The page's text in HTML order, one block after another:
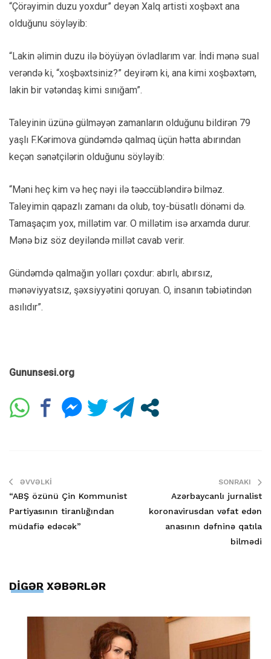
“Çörəyimin duzu yoxdur” deyən Xalq artisti xoşbəxt ana
olduğunu söyləyib:
“Lakin əlimin duzu ilə böyüyən övladlarım var. İndi mənə sual
verəndə ki, “xoşbəxtsiniz?” deyirəm ki, ana kimi xoşbəxtəm,
lakin bir vətəndaş kimi sınığam”.
Taleyinin üzünə gülməyən zamanların olduğunu bildirən 79
yaşlı F.Kərimova gündəmdə qalmaq üçün hətta abırından
keçən sənətçilərin olduğunu söyləyib:
“Məni heç kim və heç nəyi ilə təəccübləndirə bilməz.
Taleyimin qapazlı zamanı da olub, toy-büsatlı dönəmi də.
Tamaşaçım yox, millətim var. O millətim isə arxamda durur.
Mənə biz söz deyiləndə millət cavab verir.
Gündəmdə qalmağın yolları çoxdur: abırlı, abırsız,
mənəviyyatsız, şəxsiyyətini qoruyan. O, insanın təbiətindən
asılıdır”.
Gununsesi.org
ƏVVƏLKI
“ABŞ özünü Çin Kommunist
Partiyasının tiranlığından
müdafiə edəcək”
SONRAKI
Azərbaycanlı jurnalist
koronavirusdan vəfat edən
anasının dəfninə qatıla
bilmədi
DİGƏR XƏBƏRLƏR